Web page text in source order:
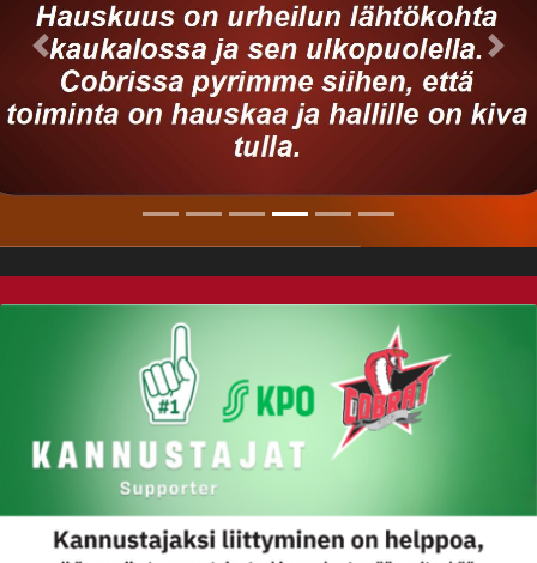
Previous